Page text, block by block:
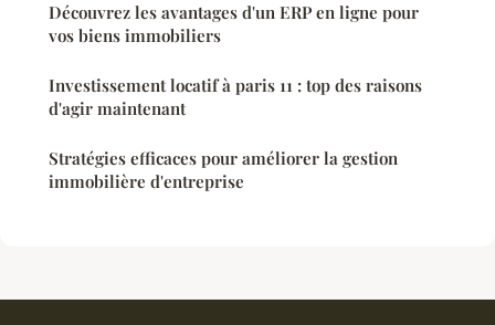
Découvrez les avantages d'un ERP en ligne pour
vos biens immobiliers
Investissement locatif à paris 11 : top des raisons
d'agir maintenant
Stratégies efficaces pour améliorer la gestion
immobilière d'entreprise